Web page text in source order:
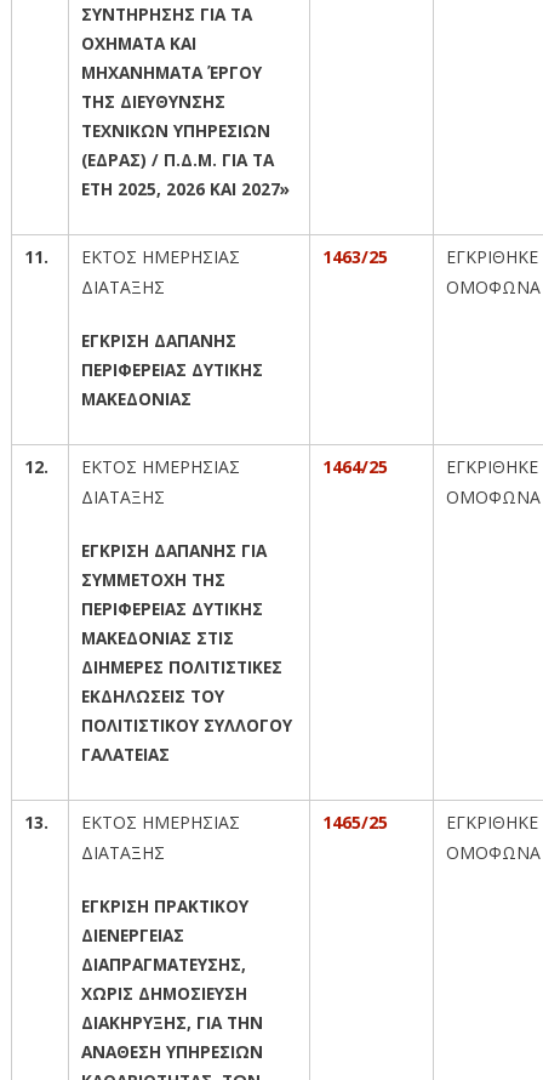
ΣΥΝΤΗΡΗΣΗΣ ΓΙΑ ΤΑ
ΟΧΗΜΑΤΑ ΚΑΙ
ΜΗΧΑΝΗΜΑΤΑ ΈΡΓΟΥ
ΤΗΣ ΔΙΕΥΘΥΝΣΗΣ
ΤΕΧΝΙΚΩΝ ΥΠΗΡΕΣΙΩΝ
(ΕΔΡΑΣ) / Π.Δ.Μ. ΓΙΑ ΤΑ
ΕΤΗ 2025, 2026 ΚΑΙ 2027»
11.
ΕΚΤΟΣ ΗΜΕΡΗΣΙΑΣ
ΔΙΑΤΑΞΗΣ
ΕΓΚΡΙΣΗ ΔΑΠΑΝΗΣ
ΠΕΡΙΦΕΡΕΙΑΣ ΔΥΤΙΚΗΣ
ΜΑΚΕΔΟΝΙΑΣ
1463/25
ΕΓΚΡΙΘΗΚΕ
ΟΜΟΦΩΝΑ
12.
ΕΚΤΟΣ ΗΜΕΡΗΣΙΑΣ
ΔΙΑΤΑΞΗΣ
ΕΓΚΡΙΣΗ ΔΑΠΑΝΗΣ ΓΙΑ
ΣΥΜΜΕΤΟΧΗ ΤΗΣ
ΠΕΡΙΦΕΡΕΙΑΣ ΔΥΤΙΚΗΣ
ΜΑΚΕΔΟΝΙΑΣ ΣΤΙΣ
ΔΙΗΜΕΡΕΣ ΠΟΛΙΤΙΣΤΙΚΕΣ
ΕΚΔΗΛΩΣΕΙΣ ΤΟΥ
ΠΟΛΙΤΙΣΤΙΚΟΥ ΣΥΛΛΟΓΟΥ
ΓΑΛΑΤΕΙΑΣ
1464/25
ΕΓΚΡΙΘΗΚΕ
ΟΜΟΦΩΝΑ
13.
ΕΚΤΟΣ ΗΜΕΡΗΣΙΑΣ
ΔΙΑΤΑΞΗΣ
ΕΓΚΡΙΣΗ ΠΡΑΚΤΙΚΟΥ
ΔΙΕΝΕΡΓΕΙΑΣ
ΔΙΑΠΡΑΓΜΑΤΕΥΣΗΣ,
ΧΩΡΙΣ ΔΗΜΟΣΙΕΥΣΗ
ΔΙΑΚΗΡΥΞΗΣ, ΓΙΑ ΤΗΝ
ΑΝΑΘΕΣΗ ΥΠΗΡΕΣΙΩΝ
1465/25
ΕΓΚΡΙΘΗΚΕ
ΟΜΟΦΩΝΑ